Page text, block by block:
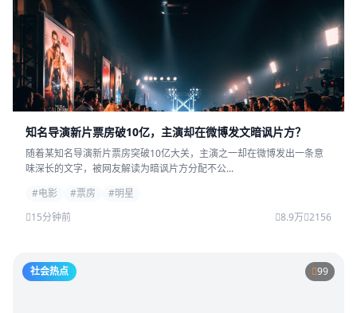
知名导演新片票房破10亿，主演却在微博发文暗讽片方？
随着某知名导演新片票房突破10亿大关，主演之一却在微博发出一条意
味深长的文字，被网友解读为暗讽片方分配不公...
#电影
#票房
#明星
15分钟前
8.9万 2156
社会热点 99